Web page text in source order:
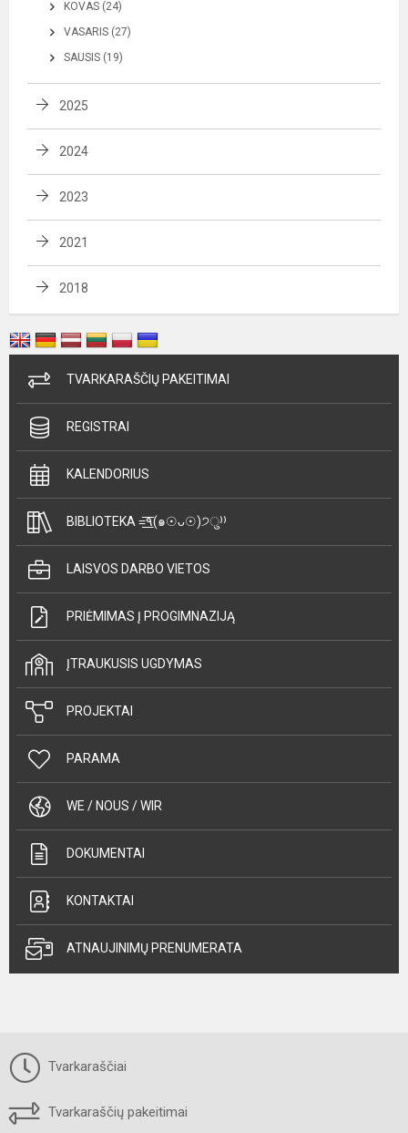
KOVAS (24)
VASARIS (27)
SAUSIS (19)
2025
2024
2023
2021
2018
TVARKARAŠČIŲ PAKEITIMAI
REGISTRAI
KALENDORIUS
BIBLIOTEKA =͟͟͞͞٩(๑☉ᴗ☉)੭ु⁾⁾
LAISVOS DARBO VIETOS
PRIĖMIMAS Į PROGIMNAZIJĄ
ĮTRAUKUSIS UGDYMAS
PROJEKTAI
PARAMA
WE / NOUS / WIR
DOKUMENTAI
KONTAKTAI
ATNAUJINIMŲ PRENUMERATA
Tvarkaraščiai
Tvarkaraščių pakeitimai